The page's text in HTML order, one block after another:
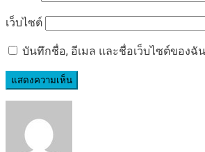
เว็บไซต์
บันทึกชื่อ, อีเมล และชื่อเว็บไซต์ของฉั